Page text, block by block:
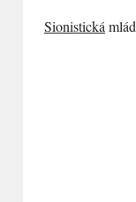
Sionistická